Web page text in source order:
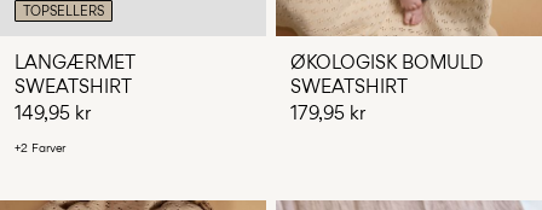
TOPSELLERS
LANGÆRMET
SWEATSHIRT
149,95 kr
+2 Farver
ØKOLOGISK BOMULD
SWEATSHIRT
179,95 kr